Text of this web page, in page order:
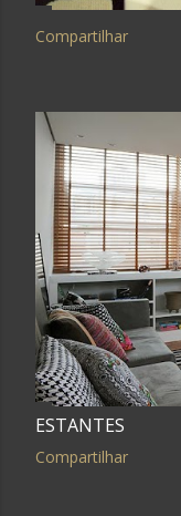
Compartilhar
ESTANTES
Compartilhar